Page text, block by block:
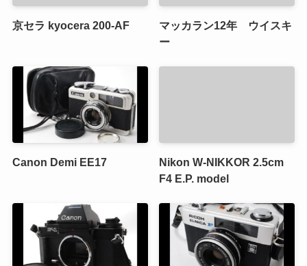
京セラ kyocera 200-AF
マッカラン12年 ウイスキ
ー
Canon Demi EE17
Nikon W-NIKKOR 2.5cm
F4 E.P. model